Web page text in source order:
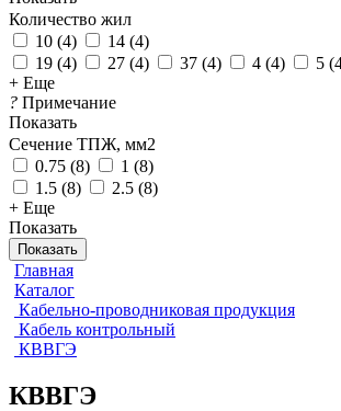
Количество жил
10 (4) 14 (4)
19 (4) 27 (4) 37 (4) 4 (4) 5 (
+ Еще
? Примечание
Показать
Сечение ТПЖ, мм2
0.75 (8) 1 (8)
1.5 (8) 2.5 (8)
+ Еще
Показать
Показать
Главная
Каталог
Кабельно-проводниковая продукция
Кабель контрольный
КВВГЭ
КВВГЭ